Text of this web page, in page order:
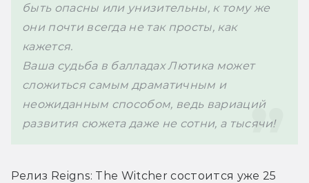
быть опасны или унизительны, к тому же
они почти всегда не так просты, как
кажется.
Ваша судьба в балладах Лютика может
сложиться самым драматичным и
неожиданным способом, ведь вариаций
развития сюжета даже не сотни, а тысячи!
Релиз Reigns: The Witcher состоится уже 25